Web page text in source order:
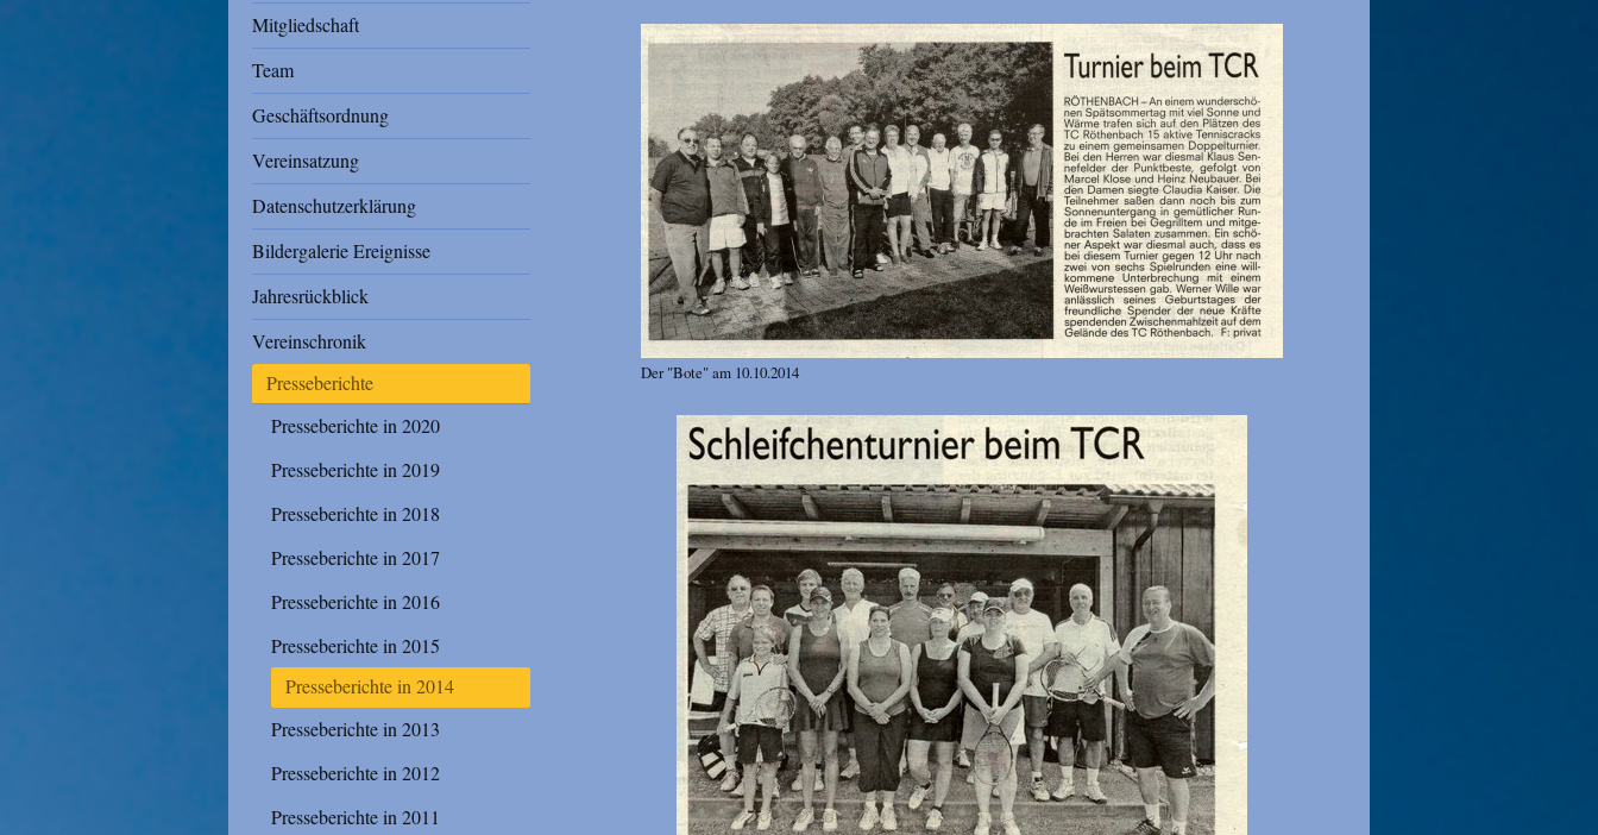
Der "Bote" am 10.10.2014
Mitgliedschaft
Team
Geschäftsordnung
Vereinsatzung
Datenschutzerklärung
Bildergalerie Ereignisse
Jahresrückblick
Vereinschronik
Presseberichte
Presseberichte in 2020
Presseberichte in 2019
Presseberichte in 2018
Presseberichte in 2017
Presseberichte in 2016
Presseberichte in 2015
Presseberichte in 2014
Presseberichte in 2013
Presseberichte in 2012
Presseberichte in 2011